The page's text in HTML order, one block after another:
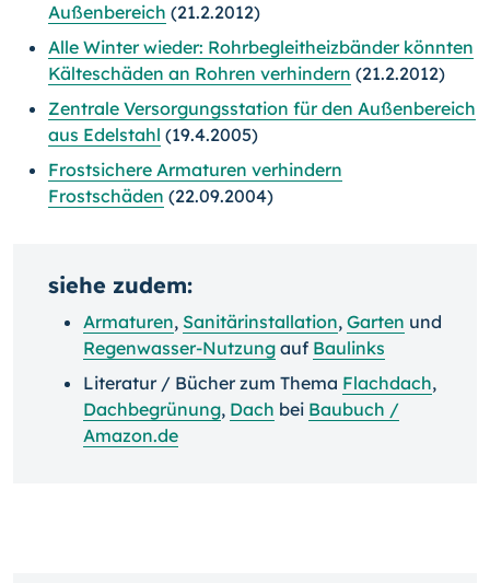
Außenbereich (21.2.2012)
Alle Winter wieder: Rohrbegleitheizbänder könnten
Kälteschäden an Rohren verhindern (21.2.2012)
Zentrale Versorgungsstation für den Außenbereich
aus Edelstahl (19.4.2005)
Frostsichere Armaturen verhindern
Frostschäden (22.09.2004)
siehe zudem:
Armaturen, Sanitärinstallation, Garten und
Regenwasser-Nutzung auf Baulinks
Literatur / Bücher zum Thema Flachdach,
Dachbegrünung, Dach bei Baubuch /
Amazon.de